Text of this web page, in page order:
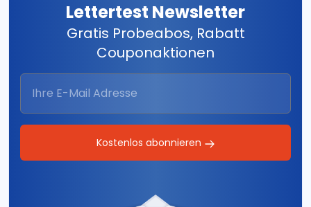
Lettertest Newsletter
Gratis Probeabos, Rabatt
Couponaktionen
Kostenlos abonnieren